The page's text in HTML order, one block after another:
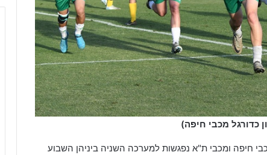
כדורגל מכבי חיפה)
חיפה ומכבי ת"א נפגשות למערכה השניה ביניהן השבוע